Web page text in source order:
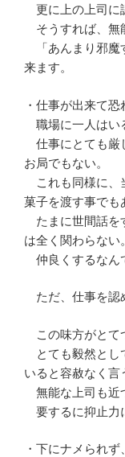
更に上の上司に
そうすれば、無
「あんまり邪魔
来ます。
・仕事が出来て
職場に一人はい
仕事にとても厳
お局でもない。
これも同様に、
菓子を渡す事でも
たまに世間話を
は全く関わらない
仲良くするなん
ただ、仕事を認
この味方がとて
とても毅然とし
いると容赦なく言
無能な上司も近
要するに抑止力
・下にナメられず